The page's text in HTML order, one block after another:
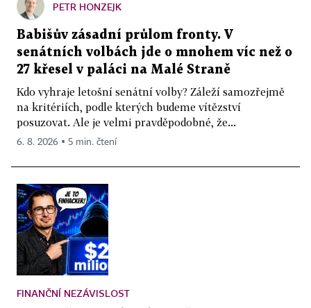
PETR HONZEJK
Babišův zásadní průlom fronty. V
senátních volbách jde o mnohem víc než o
27 křesel v paláci na Malé Straně
Kdo vyhraje letošní senátní volby? Záleží samozřejmě
na kritériích, podle kterých budeme vítězství
posuzovat. Ale je velmi pravděpodobné, že...
6. 8. 2026 ▪ 5 min. čtení
FINANČNÍ NEZÁVISLOST